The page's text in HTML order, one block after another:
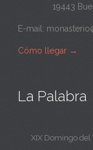
19443
E-mail:
Cómo llegar →
La Palabra
XIX Domingo